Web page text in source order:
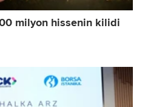
milyon hissenin kilidi